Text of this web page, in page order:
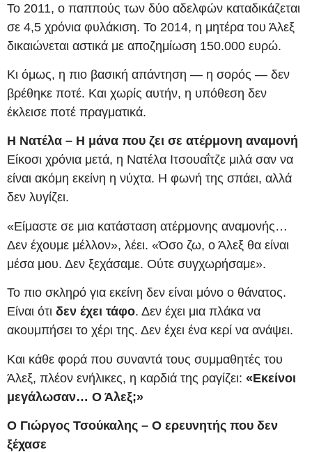
Το 2011, ο παππούς των δύο αδελφών καταδικάζεται
σε 4,5 χρόνια φυλάκιση. Το 2014, η μητέρα του Άλεξ
δικαιώνεται αστικά με αποζημίωση 150.000 ευρώ.
Κι όμως, η πιο βασική απάντηση — η σορός — δεν
βρέθηκε ποτέ. Και χωρίς αυτήν, η υπόθεση δεν
έκλεισε ποτέ πραγματικά.
Η Νατέλα – Η μάνα που ζει σε ατέρμονη αναμονή
Είκοσι χρόνια μετά, η Νατέλα Ιτσουαΐτζε μιλά σαν να
είναι ακόμη εκείνη η νύχτα. Η φωνή της σπάει, αλλά
δεν λυγίζει.
«Είμαστε σε μια κατάσταση ατέρμονης αναμονής…
Δεν έχουμε μέλλον», λέει. «Όσο ζω, ο Άλεξ θα είναι
μέσα μου. Δεν ξεχάσαμε. Ούτε συγχωρήσαμε».
Το πιο σκληρό για εκείνη δεν είναι μόνο ο θάνατος.
Είναι ότι δεν έχει τάφο. Δεν έχει μια πλάκα να
ακουμπήσει το χέρι της. Δεν έχει ένα κερί να ανάψει.
Και κάθε φορά που συναντά τους συμμαθητές του
Άλεξ, πλέον ενήλικες, η καρδιά της ραγίζει: «Εκείνοι
μεγάλωσαν… Ο Άλεξ;»
Ο Γιώργος Τσούκαλης – Ο ερευνητής που δεν
ξέχασε